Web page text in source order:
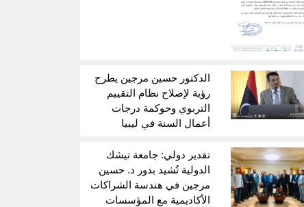
الدكتور حسين مرجين يطرح
رؤية لإصلاح نظام التقييم
التربوي وحوكمة درجات
أعمال السنة في ليبيا
تقدير دولي: جامعة تيشك
الدولية تُشيد بدور د. حسين
مرجين في هندسة الشراكات
الأكاديمية مع المؤسسات